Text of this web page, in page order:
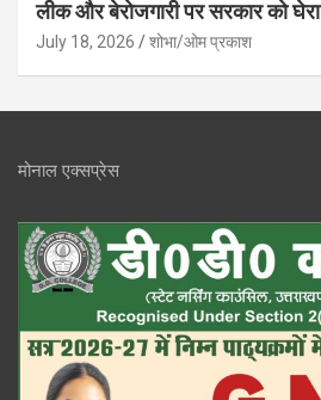
लीक और बेरोजगारी पर सरकार को घेरा
July 18, 2026 शोभा/ओम प्रकाश
मोनाल एक्सप्रेस